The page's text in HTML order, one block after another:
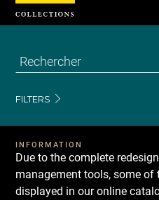
FILTERS
INFORMATION
Due to the complete
management tools, some of
displayed in our online
Cookies management panel